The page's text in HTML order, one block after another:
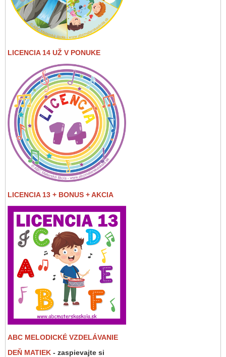
LICENCIA 14 UŽ V PONUKE
LICENCIA 13 + BONUS + AKCIA
ABC MELODICKÉ VZDELÁVANIE
DEŇ MATIEK - zaspievajte si